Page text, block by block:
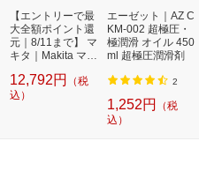
【エントリーで最
大全額ポイント還
元｜8/11まで】 マ
キタ｜Makita マキ
12,792円
（税
込）
エーゼット｜AZ C
KM-002 超極圧・
極潤滑 オイル 450
ml 超極圧潤滑剤
2
1,252円
（税
込）